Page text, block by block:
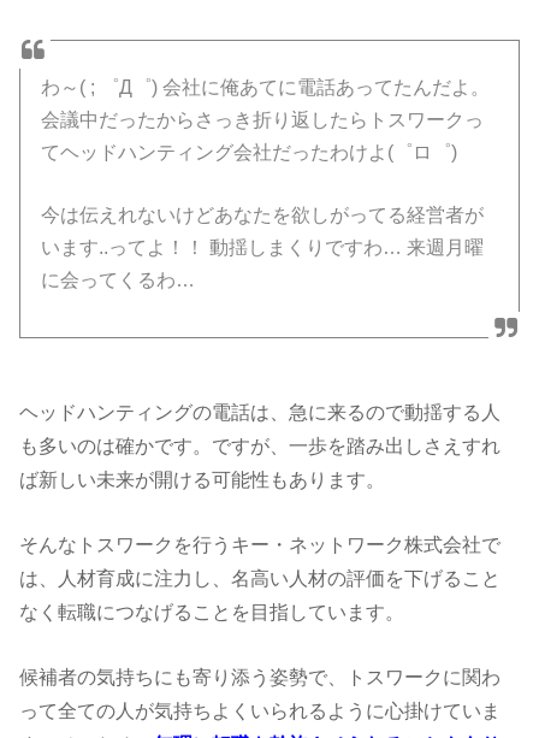
わ～( ; ゜Д゜) 会社に俺あてに電話あってたんだよ。
会議中だったからさっき折り返したらトスワークっ
てヘッドハンティング会社だったわけよ(゜ロ゜)
今は伝えれないけどあなたを欲しがってる経営者が
います..ってよ！！ 動揺しまくりですわ… 来週月曜
に会ってくるわ…
ヘッドハンティングの電話は、急に来るので動揺する人
も多いのは確かです。ですが、一歩を踏み出しさえすれ
ば新しい未来が開ける可能性もあります。
そんなトスワークを行うキー・ネットワーク株式会社で
は、人材育成に注力し、名高い人材の評価を下げること
なく転職につなげることを目指しています。
候補者の気持ちにも寄り添う姿勢で、トスワークに関わ
って全ての人が気持ちよくいられるように心掛けていま